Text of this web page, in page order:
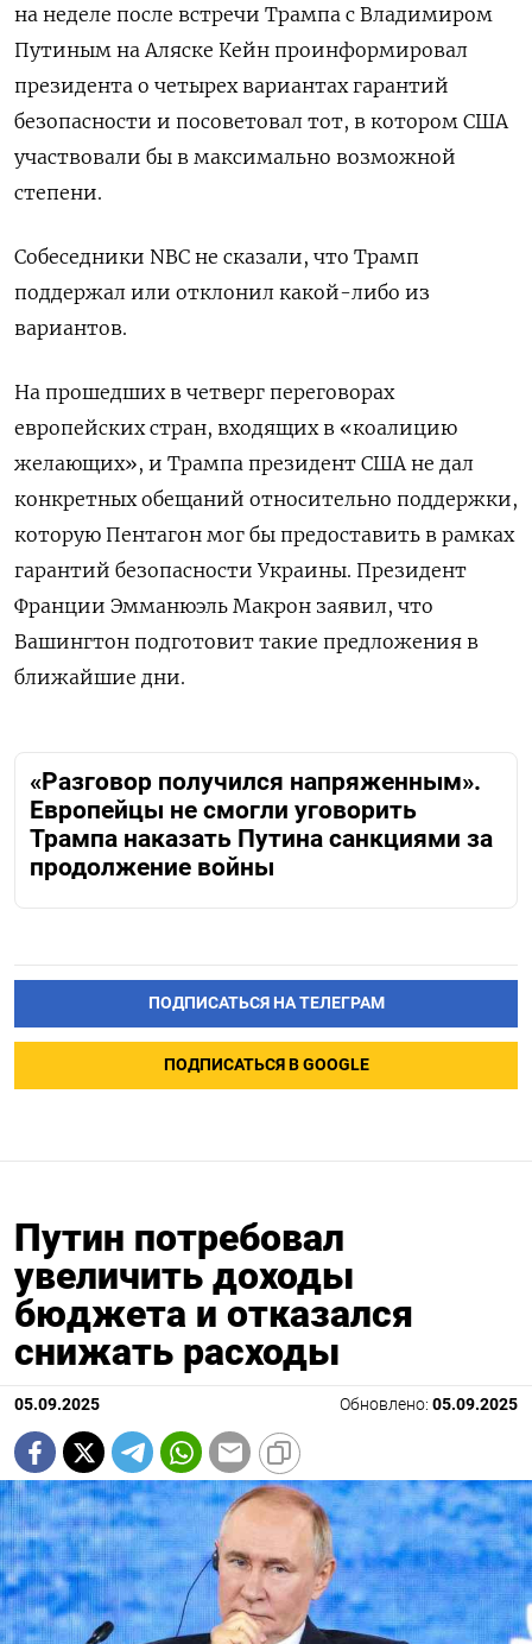
на неделе после встречи Трампа с Владимиром
Путиным на Аляске Кейн проинформировал
президента о четырех вариантах гарантий
безопасности и посоветовал тот, в котором США
участвовали бы в максимально возможной
степени.
Собеседники NBC не сказали, что Трамп
поддержал или отклонил какой-либо из
вариантов.
На прошедших в четверг переговорах
европейских стран, входящих в «коалицию
желающих», и Трампа президент США не дал
конкретных обещаний относительно поддержки,
которую Пентагон мог бы предоставить в рамках
гарантий безопасности Украины. Президент
Франции Эмманюэль Макрон заявил, что
Вашингтон подготовит такие предложения в
ближайшие дни.
«Разговор получился напряженным».
Европейцы не смогли уговорить
Трампа наказать Путина санкциями за
продолжение войны
ПОДПИСАТЬСЯ НА ТЕЛЕГРАМ
ПОДПИСАТЬСЯ В GOOGLE
Путин потребовал
увеличить доходы
бюджета и отказался
снижать расходы
05.09.2025 Обновлено: 05.09.2025